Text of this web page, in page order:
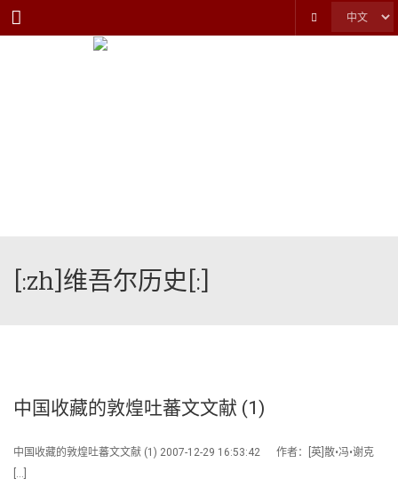
Menu
[:zh]维吾尔历史[:]
中国收藏的敦煌吐蕃文文献 (1)
中国收藏的敦煌吐蕃文文献 (1) 2007-12-29 16:53:42 作者：[英]散•冯•谢克
[…]